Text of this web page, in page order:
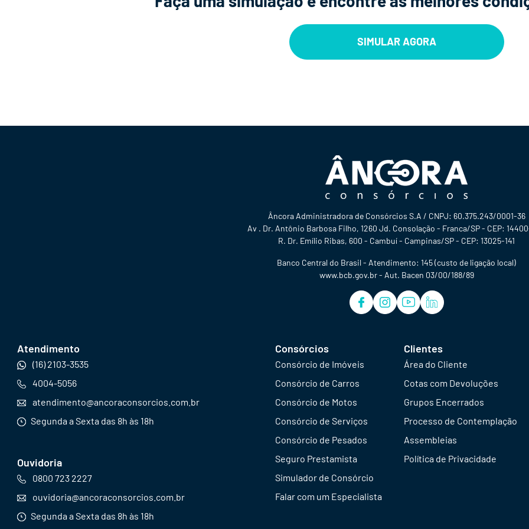
SIMULAR AGORA
Âncora Administradora de Consórcios S.A / CNPJ: 60.375.243/0001-36
Av . Dr. Antônio Barbosa Filho, 1260 Jd. Consolação - Franca/SP - CEP:
R. Dr. Emílio Ribas, 600 - Cambuí - Campinas/SP - CEP: 13025-141
Banco Central do Brasil - Atendimento: 145 (custo de ligação local)
www.bcb.gov.br - Aut. Bacen 03/00/188/89
Atendimento
(16) 2103-3535
4004-5056
atendimento@ancoraconsorcios.com.br
Segunda a Sexta das 8h às 18h
Ouvidoria
0800 723 2227
ouvidoria@ancoraconsorcios.com.br
Segunda a Sexta das 8h às 18h
Consórcios
Consórcio de Imóveis
Consórcio de Carros
Consórcio de Motos
Consórcio de Serviços
Consórcio de Pesados
Seguro Prestamista
Simulador de Consórcio
Falar com um Especialista
Clientes
Área do Cliente
Cotas com Devoluções
Grupos Encerrados
Processo de Contemplação
Assembleias
Política de Privacidade